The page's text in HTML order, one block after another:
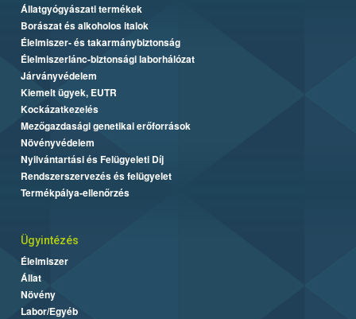
Állatgyógyászati termékek
Borászat és alkoholos italok
Élelmiszer- és takarmánybiztonság
Élelmiszerlánc-biztonsági laborhálózat
Járványvédelem
Kiemelt ügyek, EUTR
Kockázatkezelés
Mezőgazdasági genetikai erőforrások
Növényvédelem
Nyilvántartási és Felügyeleti Díj
Rendszerszervezés és felügyelet
Termékpálya-ellenőrzés
Ügyintézés
Élelmiszer
Állat
Növény
Labor/Egyéb